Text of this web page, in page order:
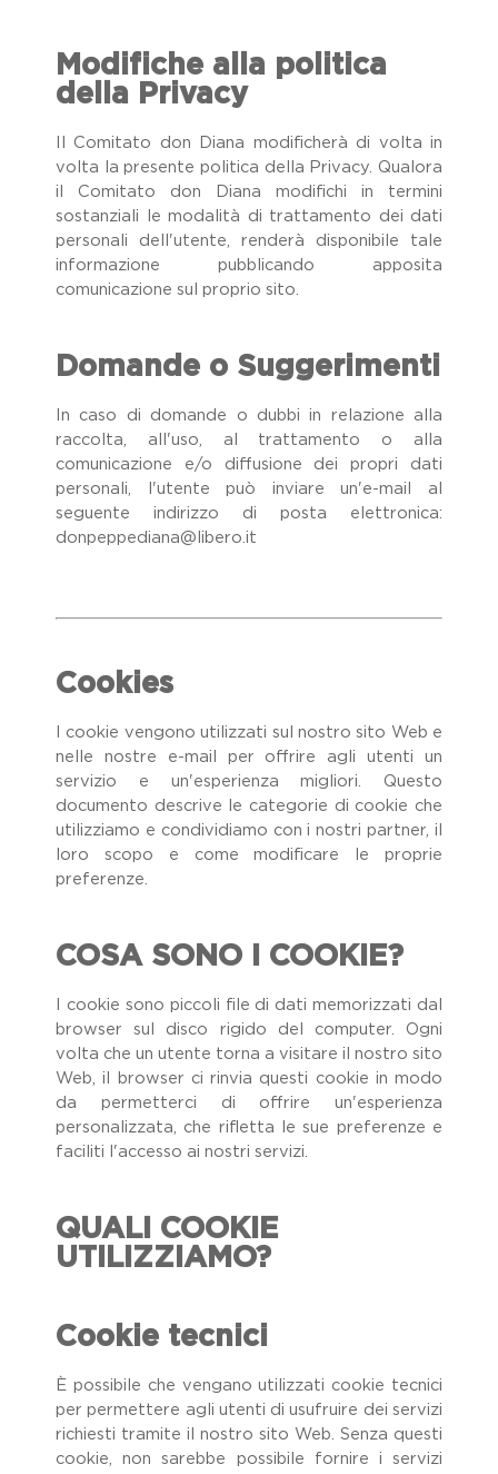
Modifiche alla politica
della Privacy
Il Comitato don Diana modificherà di volta in
volta la presente politica della Privacy. Qualora
il Comitato don Diana modifichi in termini
sostanziali le modalità di trattamento dei dati
personali dell'utente, renderà disponibile tale
informazione pubblicando apposita
comunicazione sul proprio sito.
Domande o Suggerimenti
In caso di domande o dubbi in relazione alla
raccolta, all'uso, al trattamento o alla
comunicazione e/o diffusione dei propri dati
personali, l'utente può inviare un'e-mail al
seguente indirizzo di posta elettronica:
donpeppediana@libero.it
Cookies
I cookie vengono utilizzati sul nostro sito Web e
nelle nostre e-mail per offrire agli utenti un
servizio e un'esperienza migliori. Questo
documento descrive le categorie di cookie che
utilizziamo e condividiamo con i nostri partner, il
loro scopo e come modificare le proprie
preferenze.
COSA SONO I COOKIE?
I cookie sono piccoli file di dati memorizzati dal
browser sul disco rigido del computer. Ogni
volta che un utente torna a visitare il nostro sito
Web, il browser ci rinvia questi cookie in modo
da permetterci di offrire un'esperienza
personalizzata, che rifletta le sue preferenze e
faciliti l'accesso ai nostri servizi.
QUALI COOKIE
UTILIZZIAMO?
Cookie tecnici
È possibile che vengano utilizzati cookie tecnici
per permettere agli utenti di usufruire dei servizi
richiesti tramite il nostro sito Web. Senza questi
cookie, non sarebbe possibile fornire i servizi